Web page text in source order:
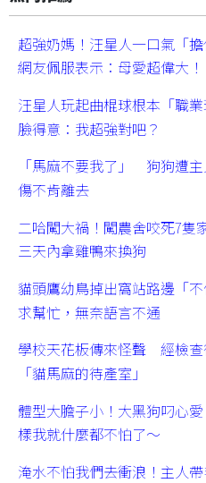
超強奶媽！汪星人一口氣「
網友佩服表示：母愛超偉大！
汪星人玩起曲棍球根本「職
臉得意：我超強對吧？
「馬麻不要我了」 狗狗遭
傷不肯離去
二哈闖大禍！闖農舍咬死7
三天內拿雞鴨來換狗
貓頭鷹幼鳥掉出窩站路邊「
求幫忙，無奈語言不通
學校天花板傳來怪聲 經檢查
「貓馬麻的待產室」
體型大膽子小！大黑狗叼心
樣我就什麼都不怕了～
淹水不怕我們去衝浪！主人